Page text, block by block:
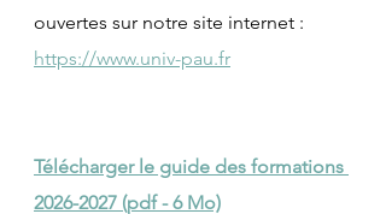
ouvertes sur notre site internet :
https://www.univ-pau.fr
Télécharger le guide des formations
2026-2027 (pdf - 6 Mo)